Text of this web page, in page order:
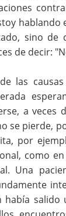
hablando
sino de
de decir:
las
a veces
se pierde,
por
como
Una
había salido